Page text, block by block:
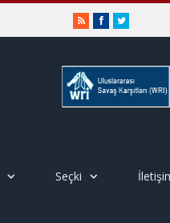
RSSFacebookTwitter
Seçki